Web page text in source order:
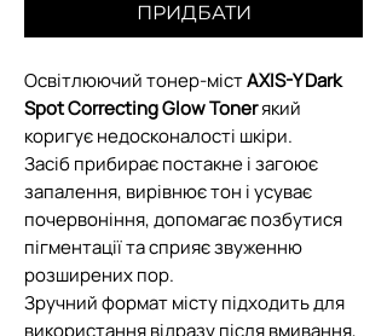
ПРИДБАТИ
Освітлюючий тонер-містAXIS-Y Dark
Spot Correcting Glow Tonerякий
коригує недосконалості шкіри.
Засіб прибирає постакне і загоює
запалення, вирівнює тон і усуває
почервоніння, допомагає позбутися
пігментації та сприяє звуженню
розширених пор.
Зручний формат місту підходить для